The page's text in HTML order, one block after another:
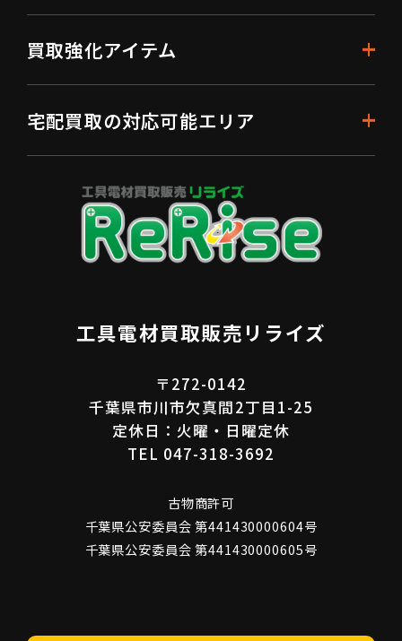
工具電材買取販売リライズ
〒272-0142
千葉県市川市欠真間2丁目1-25
定休日：火曜・日曜定休
TEL 047-318-3692
古物商許可
千葉県公安委員会 第441430000604号
千葉県公安委員会 第441430000605号
買取強化アイテム
宅配買取の対応可能エリア